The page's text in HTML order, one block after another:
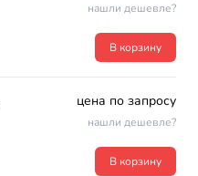
нашли дешевле?
В корзину
цена по запросу
нашли дешевле?
В корзину